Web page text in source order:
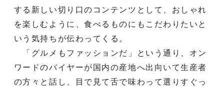
する新しい切り口のコンテンツとして、おしゃれ
を楽しむように、食べるものにもこだわりたいと
いう気持ちが伝わってくる。
「グルメもファッションだ」という通り、オン
ワードのバイヤーが国内の産地へ出向いて生産者
の方々と話し、目で見て舌で味わって選りすぐっ